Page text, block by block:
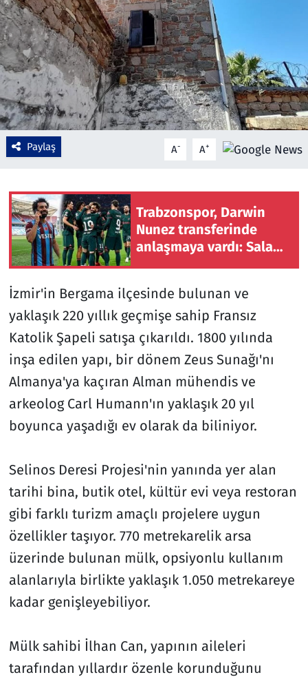
Paylaş A- A+
Trabzonspor, Darwin
Nunez transferinde
anlaşmaya vardı: Salah
İzmir'in Bergama ilçesinde bulunan ve
yaklaşık 220 yıllık geçmişe sahip Fransız
Katolik Şapeli satışa çıkarıldı. 1800 yılında
inşa edilen yapı, bir dönem Zeus Sunağı'nı
Almanya'ya kaçıran Alman mühendis ve
arkeolog Carl Humann'ın yaklaşık 20 yıl
boyunca yaşadığı ev olarak da biliniyor.
Selinos Deresi Projesi'nin yanında yer alan
tarihi bina, butik otel, kültür evi veya restoran
gibi farklı turizm amaçlı projelere uygun
özellikler taşıyor. 770 metrekarelik arsa
üzerinde bulunan mülk, opsiyonlu kullanım
alanlarıyla birlikte yaklaşık 1.050 metrekareye
kadar genişleyebiliyor.
Mülk sahibi İlhan Can, yapının aileleri
tarafından yıllardır özenle korunduğunu
Eğitim
Turizm
Yerel